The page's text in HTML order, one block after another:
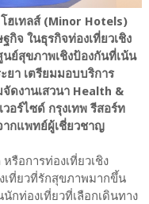
ฮเทลส์ (Minor Hotels)
กิจ ในธุรกิจท่องเที่ยวเชิง
ย์สุขภาพเชิงป้องกันที่เน้น
ยา เตรียมมอบบริการ
ดงานเสวนา Health &
อร์ไซด์ กรุงเทพ รีสอร์ท
ากแพทย์ผู้เชี่ยวชาญ
รือการท่องเที่ยวเชิง
ที่ยวที่รักสุขภาพมากขึ้น
กท่องเที่ยวที่เลือกเดินทาง